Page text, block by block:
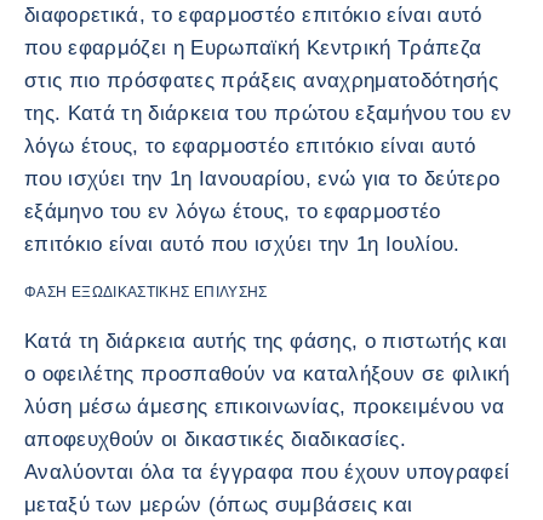
διαφορετικά, το εφαρμοστέο επιτόκιο είναι αυτό
που εφαρμόζει η Ευρωπαϊκή Κεντρική Τράπεζα
στις πιο πρόσφατες πράξεις αναχρηματοδότησής
της. Κατά τη διάρκεια του πρώτου εξαμήνου του εν
λόγω έτους, το εφαρμοστέο επιτόκιο είναι αυτό
που ισχύει την 1η Ιανουαρίου, ενώ για το δεύτερο
εξάμηνο του εν λόγω έτους, το εφαρμοστέο
επιτόκιο είναι αυτό που ισχύει την 1η Ιουλίου.
ΦΆΣΗ ΕΞΩΔΙΚΑΣΤΙΚΉΣ ΕΠΊΛΥΣΗΣ
Κατά τη διάρκεια αυτής της φάσης, ο πιστωτής και
ο οφειλέτης προσπαθούν να καταλήξουν σε φιλική
λύση μέσω άμεσης επικοινωνίας, προκειμένου να
αποφευχθούν οι δικαστικές διαδικασίες.
Αναλύονται όλα τα έγγραφα που έχουν υπογραφεί
μεταξύ των μερών (όπως συμβάσεις και